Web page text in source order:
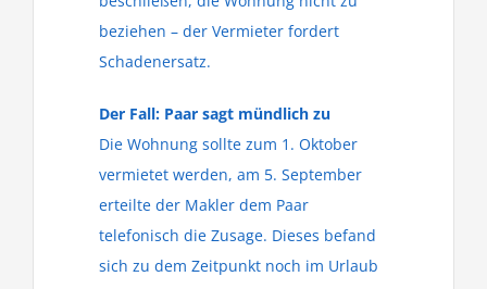
beziehen – der Vermieter fordert
Schadenersatz.
Der Fall: Paar sagt mündlich zu
Die Wohnung sollte zum 1. Oktober
vermietet werden, am 5. September
erteilte der Makler dem Paar
telefonisch die Zusage. Dieses befand
sich zu dem Zeitpunkt noch im Urlaub